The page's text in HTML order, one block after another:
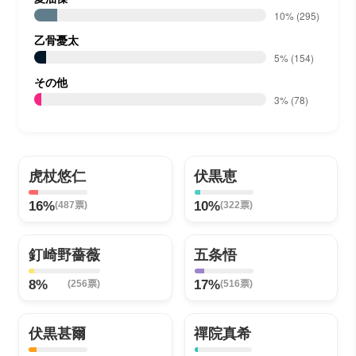
10% (295)
乙骨憂太
5% (154)
その他
3% (78)
虎杖悠仁
16%(487票)
伏黒恵
10%(322票)
釘崎野薔薇
8% (256票)
五条悟
17%(516票)
伏黒甚爾 禪院真希